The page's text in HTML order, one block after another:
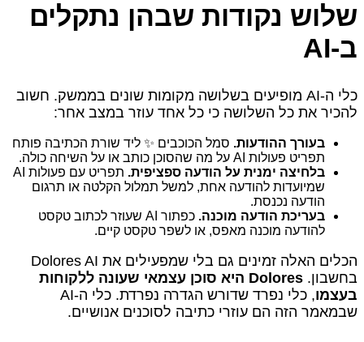
שלוש נקודות שבהן נתקלים
ב‑AI
כלי ה‑AI מופיעים בשלושה מקומות שונים בממשק. חשוב
להכיר את כל השלושה כי כל אחד עוזר במצב אחר:
בעורך ההודעות. סמל הכוכבים ✨ ליד שורת הכתיבה פותח
תפריט פעולות AI על מה שהסוכן כותב או על השיחה כולה.
בלחיצה ימנית על הודעה ספציפית.
תפריט עם פעולות AI
שמיועדות להודעה אחת, למשל תמלול הקלטה או תרגום
הודעה נכנסת.
בעריכת הודעה מוכנה.
כפתור AI שעוזר לכתוב טקסט
להודעה מוכנה מאפס, או לשפר טקסט קיים.
הכלים האלה זמינים גם בלי שמפעילים את Dolores AI
בחשבון.
Dolores היא סוכן עצמאי שעונה ללקוחות
בעצמו
, כלי נפרד שדורש הגדרה נפרדת. כלי ה‑AI
שבמאמר הזה הם עוזרי כתיבה לסוכנים אנושיים.